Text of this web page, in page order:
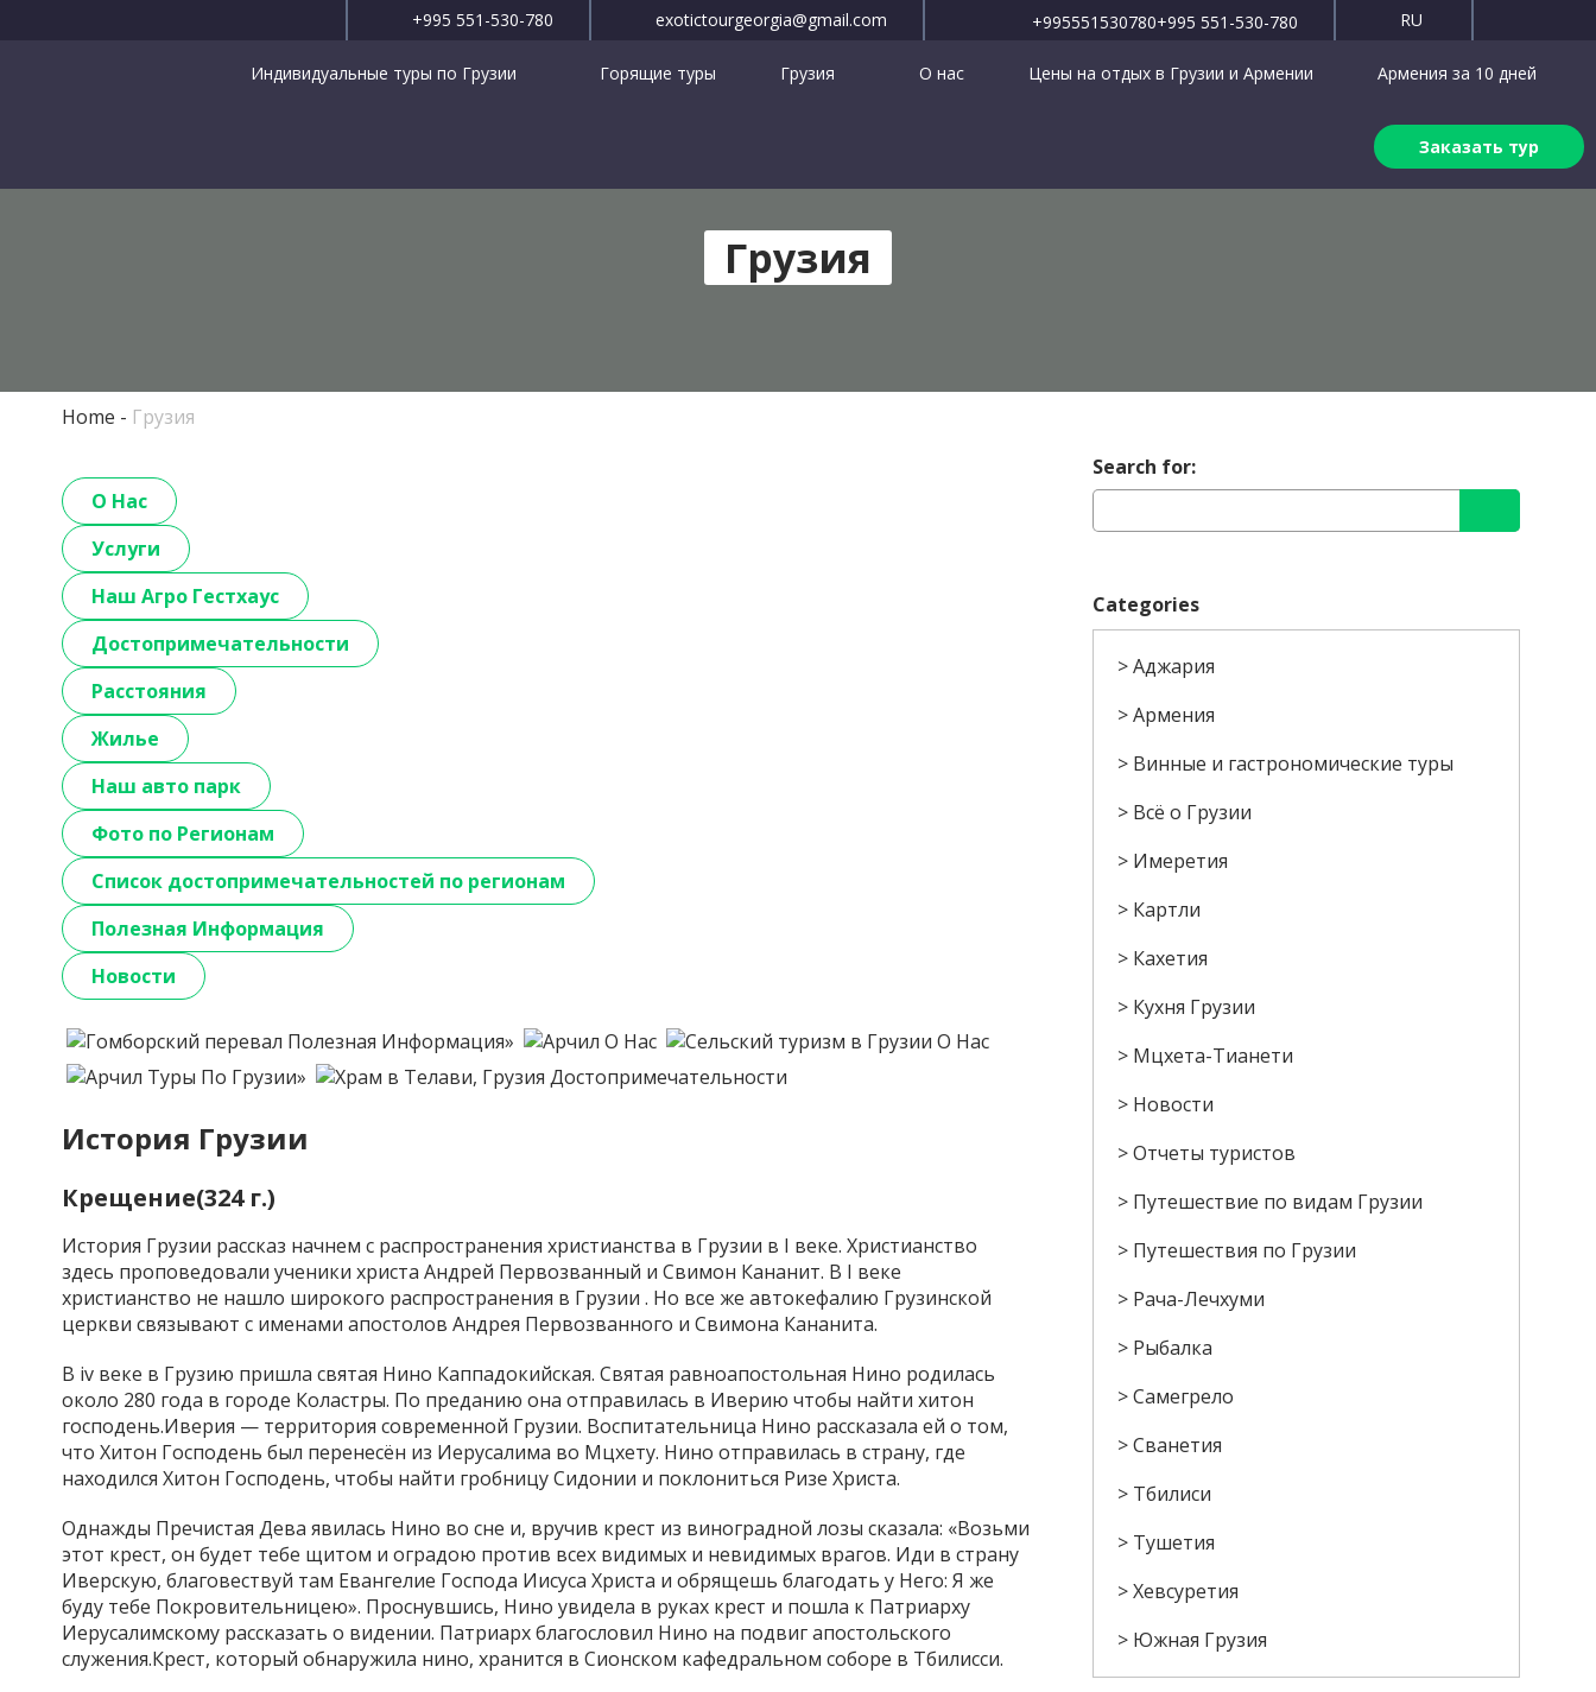
+995 551-530-780 exotictourgeorgia@gmail.com +995551530780+995 551-530-780 RU
Индивидуальные туры по Грузии Горящие туры Грузия О нас Цены на отдых в Грузии и Армении Армения за 10 дней
Заказать тур
Грузия
Home Грузия
О Нас
Услуги
Наш Агро Гестхаус
Достопримечательности
Расстояния
Жилье
Наш авто парк
Фото по Регионам
Список достопримечательностей по регионам
Полезная Информация
Новости
Полезная Информация» О Нас
О Нас
Туры По Грузии»
Достопримечательности
История Грузии
Крещение(324 г.)
История Грузии рассказ начнем с распространения христианства в Грузии в I веке. Христианство
здесь проповедовали ученики христа Андрей Первозванный и Свимон Кананит. В I веке
христианство не нашло широкого распространения в Грузии . Но все же автокефалию Грузинской
церкви связывают с именами апостолов Андрея Первозванного и Свимона Кананита.
В iv веке в Грузию пришла святая Нино Каппадокийская. Святая равноапостольная Нино родилась
около 280 года в городе Коластры. По преданию она отправилась в Иверию чтобы найти хитон
господень.Иверия — территория современной Грузии. Воспитательница Нино рассказала ей о том,
что Хитон Господень был перенесён из Иерусалима во Мцхету. Нино отправилась в страну, где
находился Хитон Господень, чтобы найти гробницу Сидонии и поклониться Ризе Христа.
Однажды Пречистая Дева явилась Нино во сне и, вручив крест из виноградной лозы сказала: «Возьми
этот крест, он будет тебе щитом и оградою против всех видимых и невидимых врагов. Иди в страну
Иверскую, благовествуй там Евангелие Господа Иисуса Христа и обрящешь благодать у Него: Я же
буду тебе Покровительницею». Проснувшись, Нино увидела в руках крест и пошла к Патриарху
Иерусалимскому рассказать о видении. Патриарх благословил Нино на подвиг апостольского
служения.Крест, который обнаружила нино, хранится в Сионском кафедральном соборе в Тбилисси.
Search for:
Categories
Аджария
Армения
Винные и гастрономические туры
Всё о Грузии
Имеретия
Картли
Кахетия
Кухня Грузии
Мцхета-Тианети
Новости
Отчеты туристов
Путешествие по видам Грузии
Путешествия по Грузии
Рача-Лечхуми
Рыбалка
Самегрело
Сванетия
Тбилиси
Тушетия
Хевсуретия
Южная Грузия